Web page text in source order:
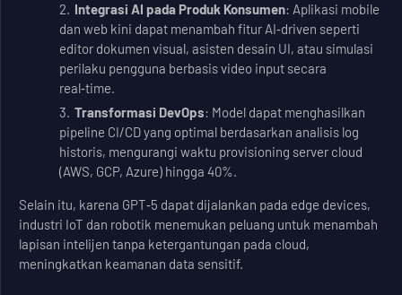
Integrasi AI pada Produk Konsumen: Aplikasi mobile
dan web kini dapat menambah fitur AI‑driven seperti
editor dokumen visual, asisten desain UI, atau simulasi
perilaku pengguna berbasis video input secara
real‑time.
Transformasi DevOps: Model dapat menghasilkan
pipeline CI/CD yang optimal berdasarkan analisis log
historis, mengurangi waktu provisioning server cloud
(AWS, GCP, Azure) hingga 40%.
Selain itu, karena GPT‑5 dapat dijalankan pada edge devices,
industri IoT dan robotik menemukan peluang untuk menambah
lapisan intelijen tanpa ketergantungan pada cloud,
meningkatkan keamanan data sensitif.